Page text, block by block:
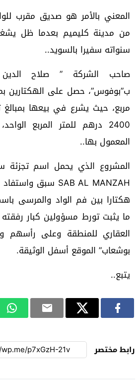
المعني بالأمر هو صديق مقرب
من مدينة كليميم بعدما ظل
سنواته سفيرا بالسويد..
صاحب الشركة ” صلاح
2400 درهم للمتر المربع
المعمول بها..
المشروع الذي يحمل اسم تجزئة
هكتارا بين فم الواد والمرسى
ما يثبت تورط مسؤولين كبار
العقاري للمنطقة وعلى رأسهم
بوشعاب” الموقع أسفل الوثيقة.
يتبع..
رابط مختصر